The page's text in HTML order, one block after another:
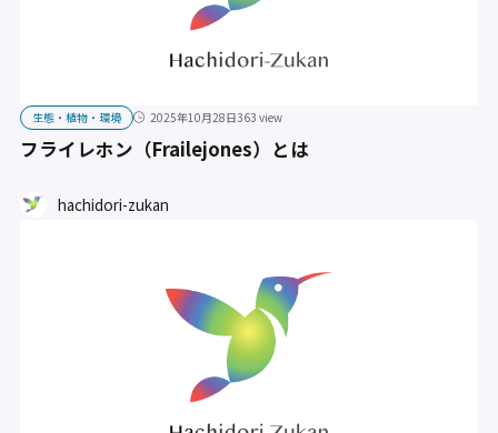
生態・植物・環境 2025年10月28日363 view
フライレホン（Frailejones）とは
hachidori-zukan